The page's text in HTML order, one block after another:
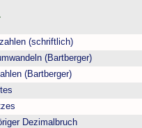
(schriftlich)
(Bartberger)
(Bartberger)
Dezimalbruch